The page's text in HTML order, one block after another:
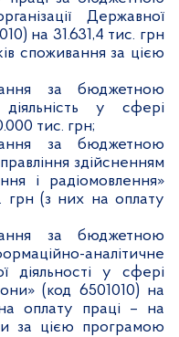
Державної
на 31.631,4 тис. грн
споживання за цією
за бюджетною
діяльність у сфері
тис. грн;
за бюджетною
здійсненням
і радіомовлення»
грн (з них на оплату
за бюджетною
аналітичне
діяльності у сфері
(код 6501010) на
оплату праці – на
за цією програмою